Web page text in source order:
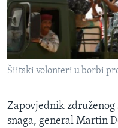
MAGAZIN
O GLASU AMERIKE
Learning English
Šiitski volonteri u borbi
Zapovjednik
snaga, general Martin